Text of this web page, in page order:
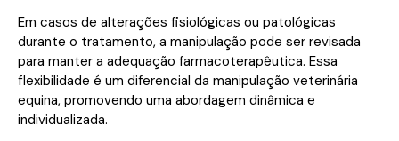
Em casos de alterações fisiológicas ou patológicas
durante o tratamento, a manipulação pode ser revisada
para manter a adequação farmacoterapêutica. Essa
flexibilidade é um diferencial da manipulação veterinária
equina, promovendo uma abordagem dinâmica e
individualizada.